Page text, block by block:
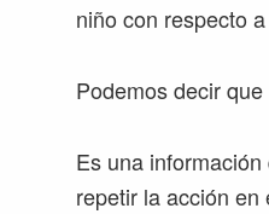
niño con respecto
Podemos decir
Es una
repetir la acción en